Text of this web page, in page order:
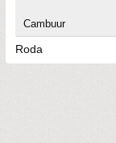
Cambuur
Roda